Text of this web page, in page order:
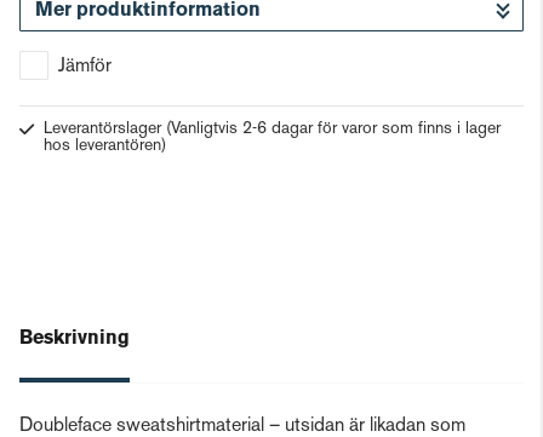
Mer produktinformation
Jämför
Leverantörslager (Vanligtvis 2-6 dagar för varor som finns i lager
hos leverantören)
Beskrivning
Doubleface sweatshirtmaterial – utsidan är likadan som